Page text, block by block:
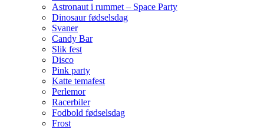
Astronaut i rummet – Space Party
Dinosaur fødselsdag
Svaner
Candy Bar
Slik fest
Disco
Pink party
Katte temafest
Perlemor
Racerbiler
Fodbold fødselsdag
Frost